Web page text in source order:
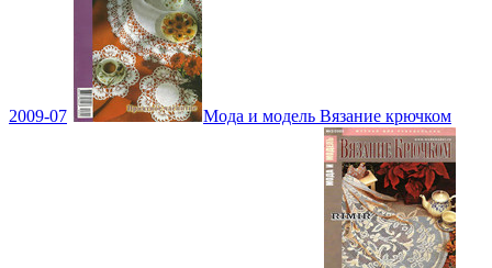
2009-07 Мода и модель Вязание крючком